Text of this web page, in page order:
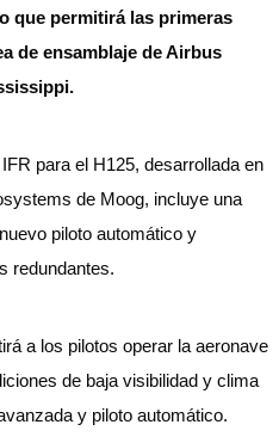
que permitirá las primeras
de ensamblaje de Airbus
para el H125, desarrollada en
de Moog, incluye una
piloto automático y
redundantes.
a los pilotos operar la aeronave
de baja visibilidad y clima
y piloto automático.